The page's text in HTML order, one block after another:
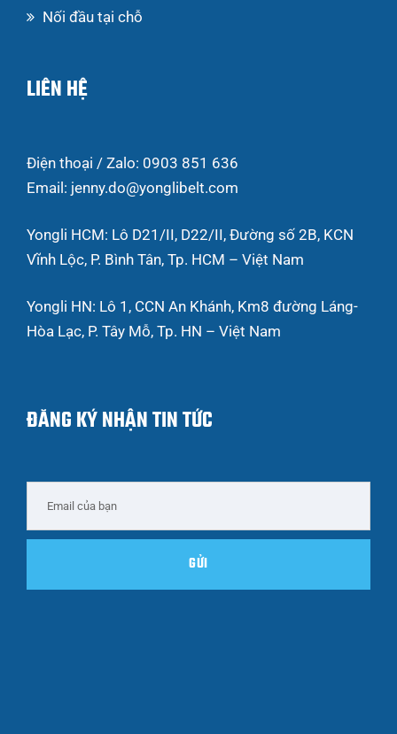
Nối đầu tại chỗ
LIÊN HỆ
Điện thoại / Zalo: 0903 851 636
Email: jenny.do@yonglibelt.com
Yongli HCM: Lô D21/II, D22/II, Đường số 2B, KCN
Vĩnh Lộc, P. Bình Tân, Tp. HCM – Việt Nam
Yongli HN: Lô 1, CCN An Khánh, Km8 đường Láng-
Hòa Lạc, P. Tây Mỗ, Tp. HN – Việt Nam
ĐĂNG KÝ NHẬN TIN TỨC